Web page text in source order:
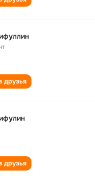
друзья
друзья